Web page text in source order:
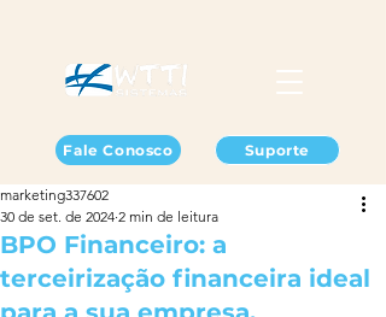
Suporte
Fale Conosco
BPO Financeiro: a
terceirização financeira ideal
marketing337602
30 de set. de 2024 2 min de leitura